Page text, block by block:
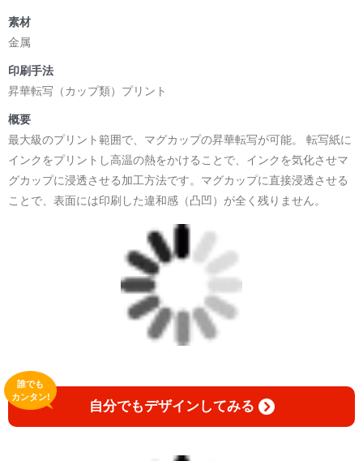
素材
金属
印刷手法
昇華転写（カップ類）プリント
概要
最大級のプリント範囲で、マグカップの昇華転写が可能。 転写紙に
インクをプリントし高温の熱をかけることで、インクを気化させマ
グカップに浸透させる加工方法です。マグカップに直接浸透させる
ことで、表面には印刷した違和感（凸凹）が全く残りません。
自分でもデザインしてみる
誰でも
カンタン!